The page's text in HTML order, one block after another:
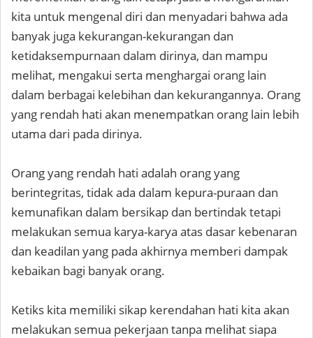
kita untuk mengenal diri dan menyadari bahwa ada
banyak juga kekurangan-kekurangan dan
ketidaksempurnaan dalam dirinya, dan mampu
melihat, mengakui serta menghargai orang lain
dalam berbagai kelebihan dan kekurangannya. Orang
yang rendah hati akan menempatkan orang lain lebih
utama dari pada dirinya.
Orang yang rendah hati adalah orang yang
berintegritas, tidak ada dalam kepura-puraan dan
kemunafikan dalam bersikap dan bertindak tetapi
melakukan semua karya-karya atas dasar kebenaran
dan keadilan yang pada akhirnya memberi dampak
kebaikan bagi banyak orang.
Ketiks kita memiliki sikap kerendahan hati kita akan
melakukan semua pekerjaan tanpa melihat siapa